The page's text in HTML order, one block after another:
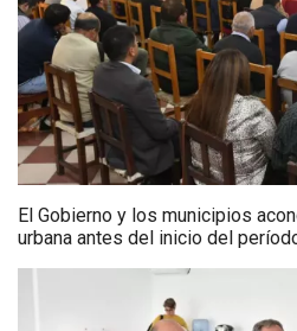
El Gobierno y los municipios
urbana antes del inicio del